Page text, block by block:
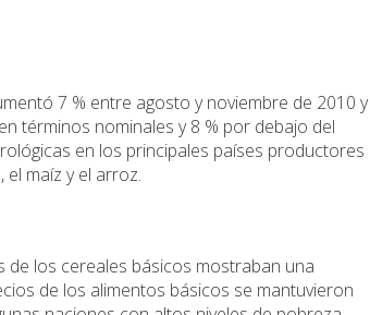
7 % entre agosto y noviembre de 2010 y
términos nominales y 8 % por debajo del
en los principales países productores
maíz y el arroz.
de los cereales básicos mostraban una
de los alimentos básicos se mantuvieron